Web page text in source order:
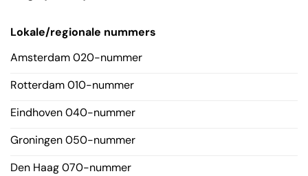
Lokale/regionale nummers
Amsterdam 020-nummer
Rotterdam 010-nummer
Eindhoven 040-nummer
Groningen 050-nummer
Den Haag 070-nummer